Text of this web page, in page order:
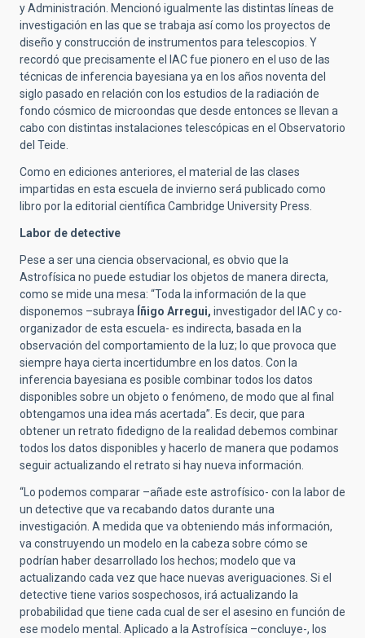
y Administración. Mencionó igualmente las distintas líneas de
investigación en las que se trabaja así como los proyectos de
diseño y construcción de instrumentos para telescopios. Y
recordó que precisamente el IAC fue pionero en el uso de las
técnicas de inferencia bayesiana ya en los años noventa del
siglo pasado en relación con los estudios de la radiación de
fondo cósmico de microondas que desde entonces se llevan a
cabo con distintas instalaciones telescópicas en el Observatorio
del Teide.
Como en ediciones anteriores, el material de las clases
impartidas en esta escuela de invierno será publicado como
libro por la editorial científica Cambridge University Press.
Labor de detective
Pese a ser una ciencia observacional, es obvio que la
Astrofísica no puede estudiar los objetos de manera directa,
como se mide una mesa: “Toda la información de la que
disponemos –subraya Íñigo Arregui, investigador del IAC y co-
organizador de esta escuela- es indirecta, basada en la
observación del comportamiento de la luz; lo que provoca que
siempre haya cierta incertidumbre en los datos. Con la
inferencia bayesiana es posible combinar todos los datos
disponibles sobre un objeto o fenómeno, de modo que al final
obtengamos una idea más acertada”. Es decir, que para
obtener un retrato fidedigno de la realidad debemos combinar
todos los datos disponibles y hacerlo de manera que podamos
seguir actualizando el retrato si hay nueva información.
“Lo podemos comparar –añade este astrofísico- con la labor de
un detective que va recabando datos durante una
investigación. A medida que va obteniendo más información,
va construyendo un modelo en la cabeza sobre cómo se
podrían haber desarrollado los hechos; modelo que va
actualizando cada vez que hace nuevas averiguaciones. Si el
detective tiene varios sospechosos, irá actualizando la
probabilidad que tiene cada cual de ser el asesino en función de
ese modelo mental. Aplicado a la Astrofísica –concluye-, los